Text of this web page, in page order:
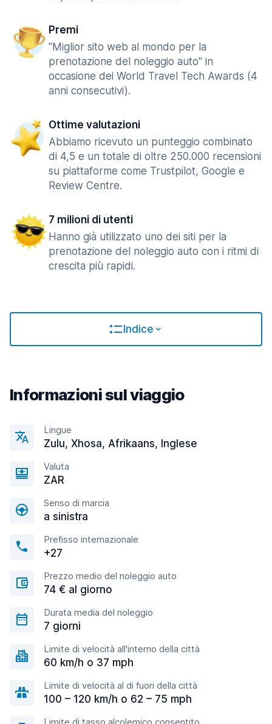
Premi
"Miglior sito web al mondo per la
prenotazione del noleggio auto" in
occasione dei World Travel Tech Awards (4
anni consecutivi).
Ottime valutazioni
Abbiamo ricevuto un punteggio combinato
di 4,5 e un totale di oltre 250.000 recensioni
su piattaforme come Trustpilot, Google e
Review Centre.
7 milioni di utenti
Hanno già utilizzato uno dei siti per la
prenotazione del noleggio auto con i ritmi di
crescita più rapidi.
Indice
Informazioni sul viaggio
Lingue
Zulu, Xhosa, Afrikaans, Inglese
Valuta
ZAR
Senso di marcia
a sinistra
Prefisso internazionale
+27
Prezzo medio del noleggio auto
74 € al giorno
Durata media del noleggio
7 giorni
Limite di velocità all'interno della città
60 km/h o 37 mph
Limite di velocità al di fuori della città
100 – 120 km/h o 62 – 75 mph